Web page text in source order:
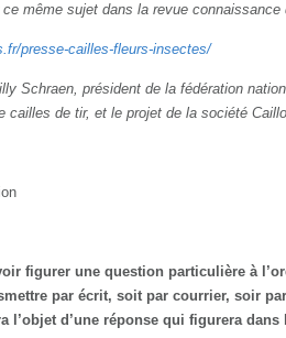
même sujet dans la revue
fr/presse-cailles-fleurs-insectes/
Schraen, président de la fédération
cailles de tir, et le projet de la société
figurer une question particulière à
par écrit, soit par courrier, soir
l’objet d’une réponse qui figurera